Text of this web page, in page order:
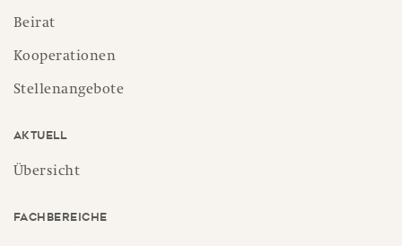
Beirat
Kooperationen
Stellenangebote
Aktuell
Übersicht
Fachbereiche